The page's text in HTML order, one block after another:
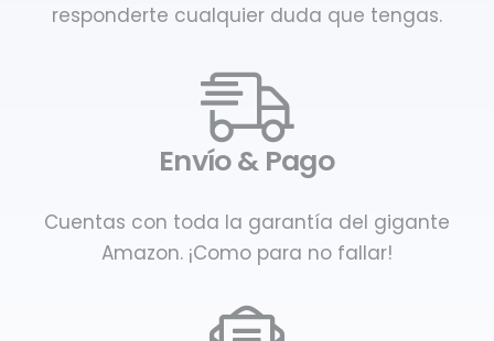
responderte cualquier duda que tengas.
Envío & Pago
Cuentas con toda la garantía del gigante
Amazon. ¡Como para no fallar!